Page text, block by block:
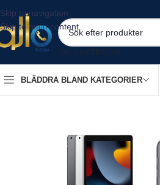
Skip to navigation
Skip to main content
VÄLJ KATEGORI
BLÄDDRA BLAND KATEGORIER